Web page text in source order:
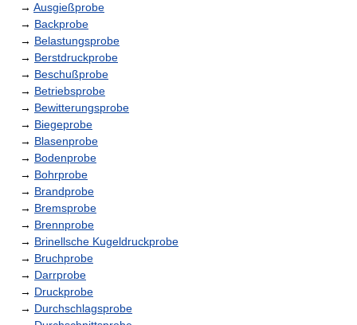
→ Ausgießprobe
→ Backprobe
→ Belastungsprobe
→ Berstdruckprobe
→ Beschußprobe
→ Betriebsprobe
→ Bewitterungsprobe
→ Biegeprobe
→ Blasenprobe
→ Bodenprobe
→ Bohrprobe
→ Brandprobe
→ Bremsprobe
→ Brennprobe
→ Brinellsche Kugeldruckprobe
→ Bruchprobe
→ Darrprobe
→ Druckprobe
→ Durchschlagsprobe